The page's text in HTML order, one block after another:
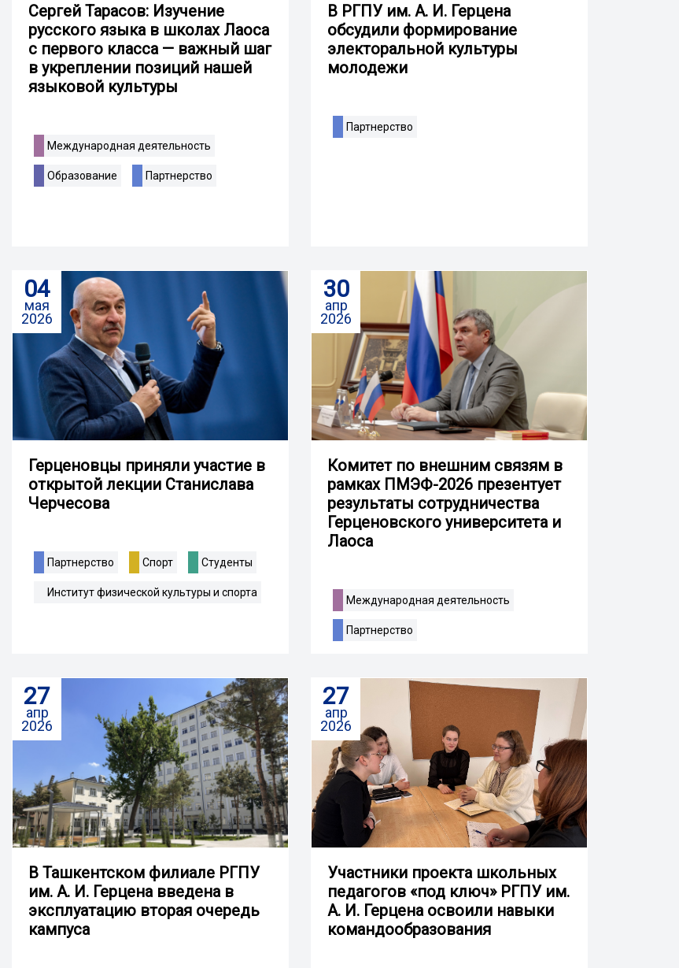
Сергей Тарасов: Изучение
русского языка в школах Лаоса
с первого класса — важный шаг
в укреплении позиций нашей
языковой культуры
Международная деятельность
Образование Партнерство
В РГПУ им. А. И. Герцена
обсудили формирование
электоральной культуры
молодежи
Партнерство
04
мая
2026
Герценовцы приняли участие в
открытой лекции Станислава
Черчесова
Партнерство Спорт Студенты
Институт физической культуры и спорта
30
апр
2026
Комитет по внешним связям в
рамках ПМЭФ-2026 презентует
результаты сотрудничества
Герценовского университета и
Лаоса
Международная деятельность
Партнерство
27
апр
2026
В Ташкентском филиале РГПУ
им. А. И. Герцена введена в
эксплуатацию вторая очередь
кампуса
27
апр
2026
Участники проекта школьных
педагогов «под ключ» РГПУ им.
А. И. Герцена освоили навыки
командообразования